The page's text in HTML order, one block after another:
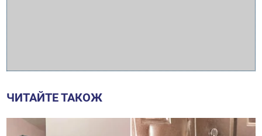
ЧИТАЙТЕ ТАКОЖ